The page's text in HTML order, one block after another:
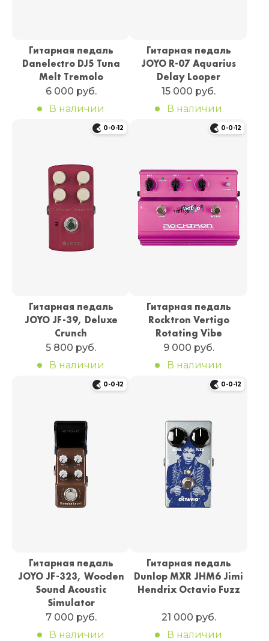
Гитарная педаль
Danelectro DJ5 Tuna
Melt Tremolo
6 000 руб.
В наличии
Гитарная педаль
JOYO R-07 Aquarius
Delay Looper
15 000 руб.
В наличии
0-0-12
Гитарная педаль
JOYO JF-39, Deluxe
Crunch
5 800 руб.
В наличии
0-0-12
Гитарная педаль
Rocktron Vertigo
Rotating Vibe
9 000 руб.
В наличии
0-0-12
Гитарная педаль
JOYO JF-323, Wooden
Sound Acoustic
Simulator
7 000 руб.
В наличии
0-0-12
Гитарная педаль
Dunlop MXR JHM6 Jimi
Hendrix Octavio Fuzz
21 000 руб.
В наличии